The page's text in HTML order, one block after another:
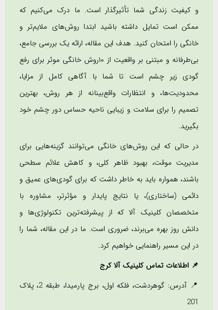
و کیفیت زندگی شما تأثیرگذار است. ما درک می‌کنیم که
ممکن است تمایل داشته باشید ابتدا روش‌های ملایم‌تر و
خانگی را امتحان کنید. هدف این مقاله، ارائه یک بررسی جامع،
بی‌طرفانه و مبتنی بر واقعیت از ١٠روش خانگی موثر برای رفع
گودی زیر چشم است تا شما با آگاهی کامل از مزایا،
محدودیت‌ها، و انتظارات واقع‌بینانه از هر روش، بهترین
تصمیم را برای سلامت و زیبایی ناحیه حساس دور چشم خود
بگیرید.
در حالی که این روش‌های خانگی می‌توانند گزینه‌هایی برای
مدیریت موقت، بهبود ظاهر کلی، و کاهش علائم سطحی
باشند، همواره باید به خاطر داشت که برای گودی‌های عمیق و
دائمی (ساختاری)، یا نتایج پایدار و مؤثرتر، مشاوره با
متخصصان کلینیک آلا که از پیشرفته‌ترین تکنولوژی‌ها و
دانش روز بهره می‌برند، ضروری است. ما در این مقاله، شما را
در این مسیر راهنمایی خواهیم کرد.
📌 اطلاعات تماس کلینیک آلا کرج
📍 آدرس: گوهردشت، فلکه اول، برج پارمیدا، طبقه 2، پلاک
201